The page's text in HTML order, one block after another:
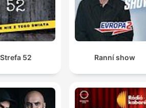
Strefa 52 Ranní show